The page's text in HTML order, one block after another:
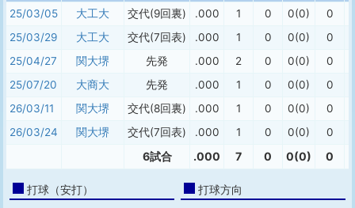
25/03/05 大工大 交代(9回裏) .000 1 0 0(0)
0
25/03/29
大工大 交代(7回表) .000 1 0 0(0)
0
25/04/27
関大堺 先発 .000 2 0 0(0)
0
25/07/20
大商大 先発 .000 1 0 0(0)
0
26/03/11
関大堺 交代(8回裏) .000 1 0 0(0)
0
26/03/24
関大堺 交代(7回表) .000 1 0 0(0) 0
6試合 .000 7 0 0(0) 0
打球（安打） 打球方向